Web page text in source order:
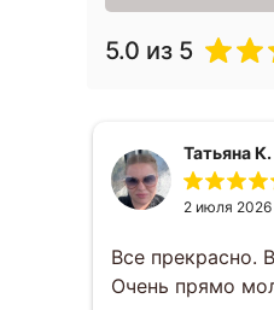
5.0 из 5
Татьяна К.
2 июля 2026
Все прекрасно.
Очень прямо